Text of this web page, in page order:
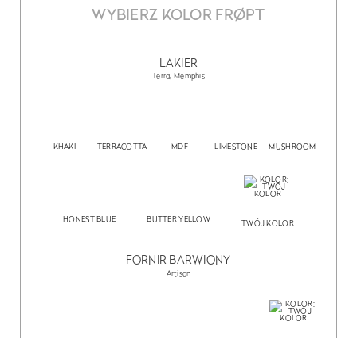
WYBIERZ KOLOR FRØPT
LAKIER
Terra, Memphis
KHAKI TERRACOTTA MDF LIMESTONE MUSHROOM
HONEST BLUE BUTTER YELLOW TWÓJ KOLOR
FORNIR BARWIONY
Artisan